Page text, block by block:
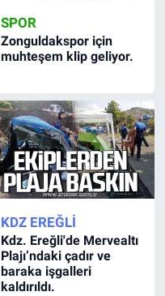
SPOR
Zonguldakspor için
muhteşem klip geliyor.
KDZ EREĞLİ
Kdz. Ereğli'de Mervealtı
Plajı’ndaki çadır ve
baraka işgalleri
kaldırıldı.